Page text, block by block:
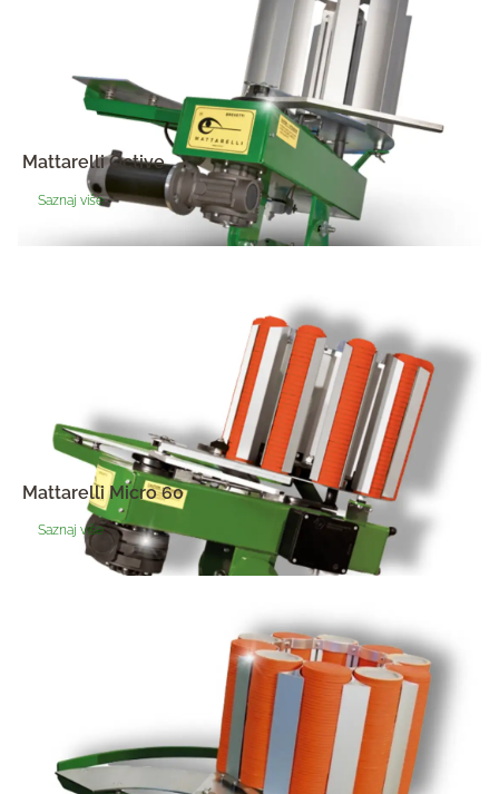
Mattarelli Octive
Saznaj više
Mattarelli Micro 60
Saznaj više